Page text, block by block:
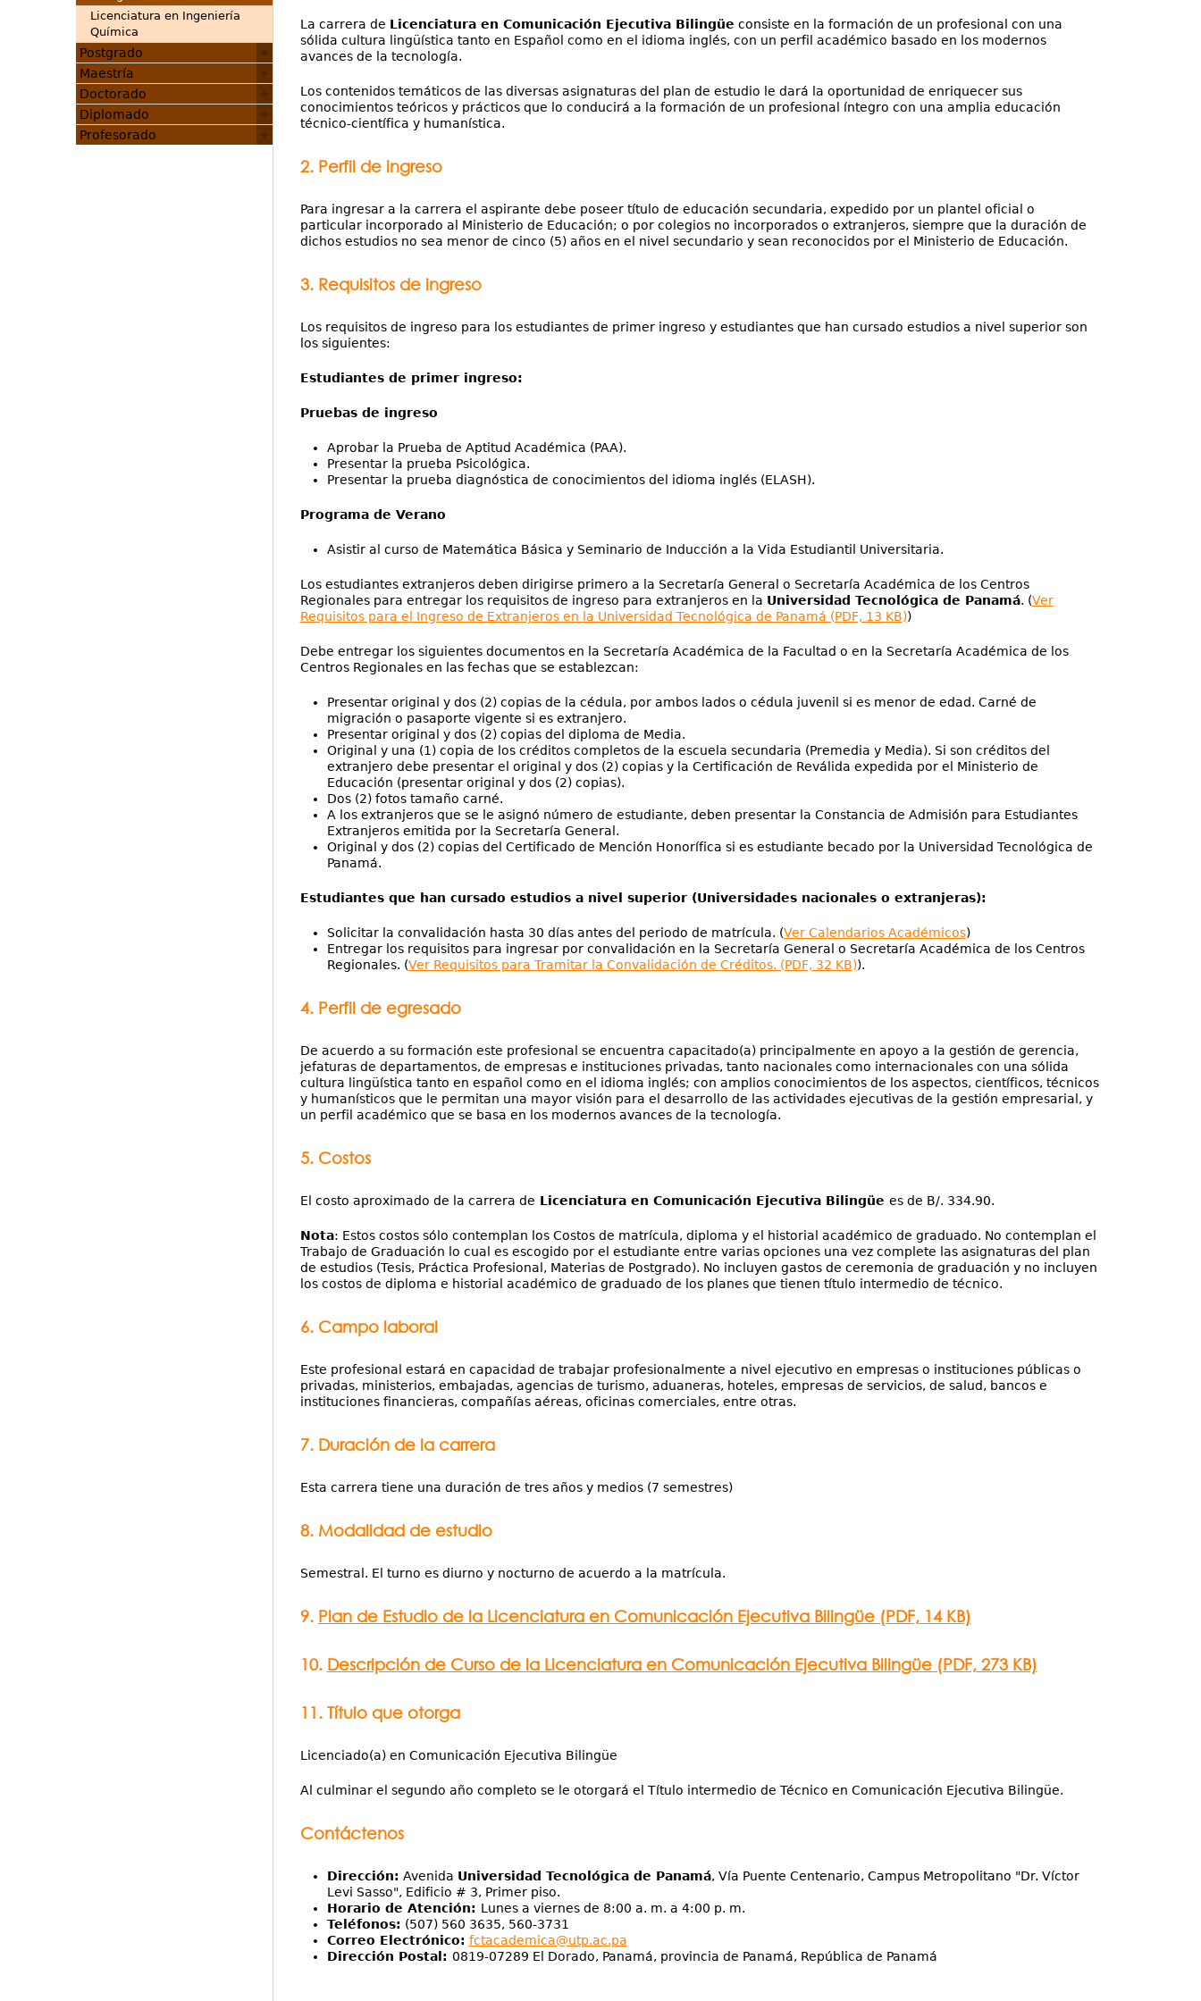
La carrera de Licenciatura en Comunicación Ejecutiva Bilingüe consiste en la formación de un profesional con una
sólida cultura lingüística tanto en Español como en el idioma inglés, con un perfil académico basado en los modernos
avances de la tecnología.
Los contenidos temáticos de las diversas asignaturas del plan de estudio le dará la oportunidad de enriquecer sus
conocimientos teóricos y prácticos que lo conducirá a la formación de un profesional íntegro con una amplia educación
técnico-científica y humanística.
2. Perfil de ingreso
Para ingresar a la carrera el aspirante debe poseer título de educación secundaria, expedido por un plantel oficial o
particular incorporado al Ministerio de Educación; o por colegios no incorporados o extranjeros, siempre que la duración de
dichos estudios no sea menor de cinco (5) años en el nivel secundario y sean reconocidos por el Ministerio de Educación.
3. Requisitos de ingreso
Los requisitos de ingreso para los estudiantes de primer ingreso y estudiantes que han cursado estudios a nivel superior son
los siguientes:
Estudiantes de primer ingreso:
Pruebas de ingreso
Aprobar la Prueba de Aptitud Académica (PAA).
Presentar la prueba Psicológica.
Presentar la prueba diagnóstica de conocimientos del idioma inglés (ELASH).
Programa de Verano
Asistir al curso de Matemática Básica y Seminario de Inducción a la Vida Estudiantil Universitaria.
Los estudiantes extranjeros deben dirigirse primero a la Secretaría General o Secretaría Académica de los Centros
Regionales para entregar los requisitos de ingreso para extranjeros en la Universidad Tecnológica de Panamá. (Ver
Requisitos para el Ingreso de Extranjeros en la Universidad Tecnológica de Panamá (PDF, 13 KB))
Debe entregar los siguientes documentos en la Secretaría Académica de la Facultad o en la Secretaría Académica de los
Centros Regionales en las fechas que se establezcan:
Presentar original y dos (2) copias de la cédula, por ambos lados o cédula juvenil si es menor de edad. Carné de
migración o pasaporte vigente si es extranjero.
Presentar original y dos (2) copias del diploma de Media.
Original y una (1) copia de los créditos completos de la escuela secundaria (Premedia y Media). Si son créditos del
extranjero debe presentar el original y dos (2) copias y la Certificación de Reválida expedida por el Ministerio de
Educación (presentar original y dos (2) copias).
Dos (2) fotos tamaño carné.
A los extranjeros que se le asignó número de estudiante, deben presentar la Constancia de Admisión para Estudiantes
Extranjeros emitida por la Secretaría General.
Original y dos (2) copias del Certificado de Mención Honorífica si es estudiante becado por la Universidad Tecnológica de
Panamá.
Estudiantes que han cursado estudios a nivel superior (Universidades nacionales o extranjeras):
Solicitar la convalidación hasta 30 días antes del periodo de matrícula. (Ver Calendarios Académicos)
Entregar los requisitos para ingresar por convalidación en la Secretaría General o Secretaría Académica de los Centros
Regionales. (Ver Requisitos para Tramitar la Convalidación de Créditos. (PDF, 32 KB)).
4. Perfil de egresado
De acuerdo a su formación este profesional se encuentra capacitado(a) principalmente en apoyo a la gestión de gerencia,
jefaturas de departamentos, de empresas e instituciones privadas, tanto nacionales como internacionales con una sólida
cultura lingüística tanto en español como en el idioma inglés; con amplios conocimientos de los aspectos, científicos, técnicos
y humanísticos que le permitan una mayor visión para el desarrollo de las actividades ejecutivas de la gestión empresarial, y
un perfil académico que se basa en los modernos avances de la tecnología.
5. Costos
El costo aproximado de la carrera de Licenciatura en Comunicación Ejecutiva Bilingüe es de B/. 334.90.
Nota: Estos costos sólo contemplan los Costos de matrícula, diploma y el historial académico de graduado. No contemplan el
Trabajo de Graduación lo cual es escogido por el estudiante entre varias opciones una vez complete las asignaturas del plan
de estudios (Tesis, Práctica Profesional, Materias de Postgrado). No incluyen gastos de ceremonia de graduación y no incluyen
los costos de diploma e historial académico de graduado de los planes que tienen título intermedio de técnico.
6. Campo laboral
Este profesional estará en capacidad de trabajar profesionalmente a nivel ejecutivo en empresas o instituciones públicas o
privadas, ministerios, embajadas, agencias de turismo, aduaneras, hoteles, empresas de servicios, de salud, bancos e
instituciones financieras, compañías aéreas, oficinas comerciales, entre otras.
7. Duración de la carrera
Esta carrera tiene una duración de tres años y medios (7 semestres)
8. Modalidad de estudio
Semestral. El turno es diurno y nocturno de acuerdo a la matrícula.
9. Plan de Estudio de la Licenciatura en Comunicación Ejecutiva Bilingüe (PDF, 14 KB)
10. Descripción de Curso de la Licenciatura en Comunicación Ejecutiva Bilingüe (PDF, 273 KB)
11. Título que otorga
Licenciado(a) en Comunicación Ejecutiva Bilingüe
Al culminar el segundo año completo se le otorgará el Título intermedio de Técnico en Comunicación Ejecutiva Bilingüe.
Contáctenos
Dirección: Avenida Universidad Tecnológica de Panamá, Vía Puente Centenario, Campus Metropolitano "Dr. Víctor
Levi Sasso", Edificio # 3, Primer piso.
Horario de Atención: Lunes a viernes de 8:00 a. m. a 4:00 p. m.
Teléfonos: (507) 560 3635, 560-3731
Correo Electrónico: fctacademica@utp.ac.pa
Dirección Postal: 0819-07289 El Dorado, Panamá, provincia de Panamá, República de Panamá
Licenciatura en Ingeniería
Química
Postgrado
Maestría
Doctorado
Diplomado
Profesorado